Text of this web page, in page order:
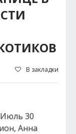
В закладки
Июль 30
Анна